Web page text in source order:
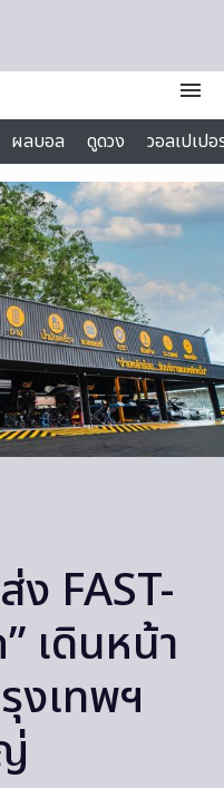
menu
ผลบอล ดูดวง
วอลเปเป
ง FAST-
เดินหน้า
งเทพฯ